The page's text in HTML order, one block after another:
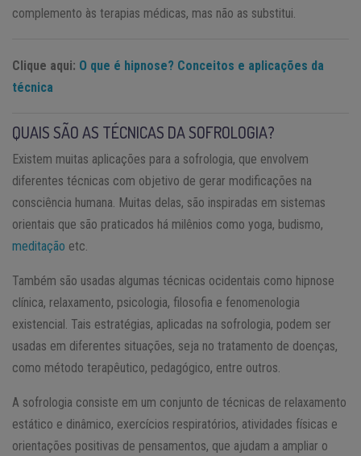
complemento às terapias médicas, mas não as substitui.
Clique aqui: O que é hipnose? Conceitos e aplicações da
técnica
QUAIS SÃO AS TÉCNICAS DA SOFROLOGIA?
Existem muitas aplicações para a sofrologia, que envolvem
diferentes técnicas com objetivo de gerar modificações na
consciência humana. Muitas delas, são inspiradas em sistemas
orientais que são praticados há milênios como yoga, budismo,
meditação etc.
Também são usadas algumas técnicas ocidentais como hipnose
clínica, relaxamento, psicologia, filosofia e fenomenologia
existencial. Tais estratégias, aplicadas na sofrologia, podem ser
usadas em diferentes situações, seja no tratamento de doenças,
como método terapêutico, pedagógico, entre outros.
A sofrologia consiste em um conjunto de técnicas de relaxamento
estático e dinâmico, exercícios respiratórios, atividades físicas e
orientações positivas de pensamentos, que ajudam a ampliar o